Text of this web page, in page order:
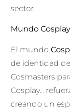
sector.
Mundo Cosplay
El mundo
de identidad
Cosmasters
Cosplay…
creando un